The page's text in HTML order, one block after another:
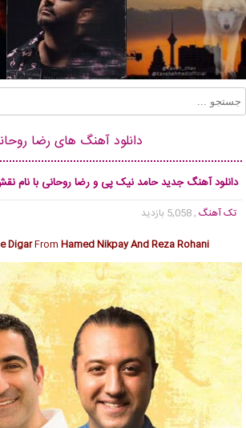
دانلود آهنگ های رضا
دانلود آهنگ جدید حامد نیک پی و رضا روحانی با نام
تک آهنگ , 5,058 بازدید
DigarFrom Hamed Nikpay AndReza Rohani